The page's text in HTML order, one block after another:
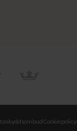
Cookiepolicy